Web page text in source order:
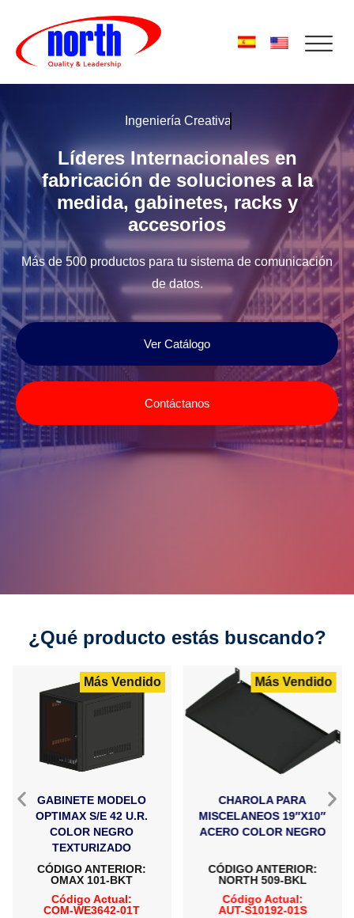
Ingeniería Creativa
Líderes Internacionales en
fabricación de soluciones a la
medida, gabinetes, racks y
accesorios
Más de 500 productos para tu sistema de comunicación
de datos.
Ver Catálogo
Contáctanos
¿Qué producto estás buscando?
Más Vendido
GABINETE MODELO
OPTIMAX S/E 42 U.R.
COLOR NEGRO
TEXTURIZADO
CÓDIGO ANTERIOR:
OMAX 101-BKT
Código Actual:
COM-WE3642-01T
Más Vendido
CHAROLA PARA
MISCELANEOS 19″X10″
ACERO COLOR NEGRO
CÓDIGO ANTERIOR:
NORTH 509-BKL
Código Actual:
AUT-S10192-01S